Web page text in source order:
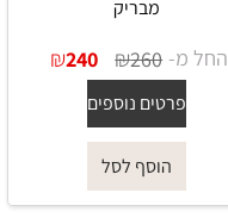
מבריק
החל מ- ₪260
₪240
פרטים נוספים
הוסף לסל